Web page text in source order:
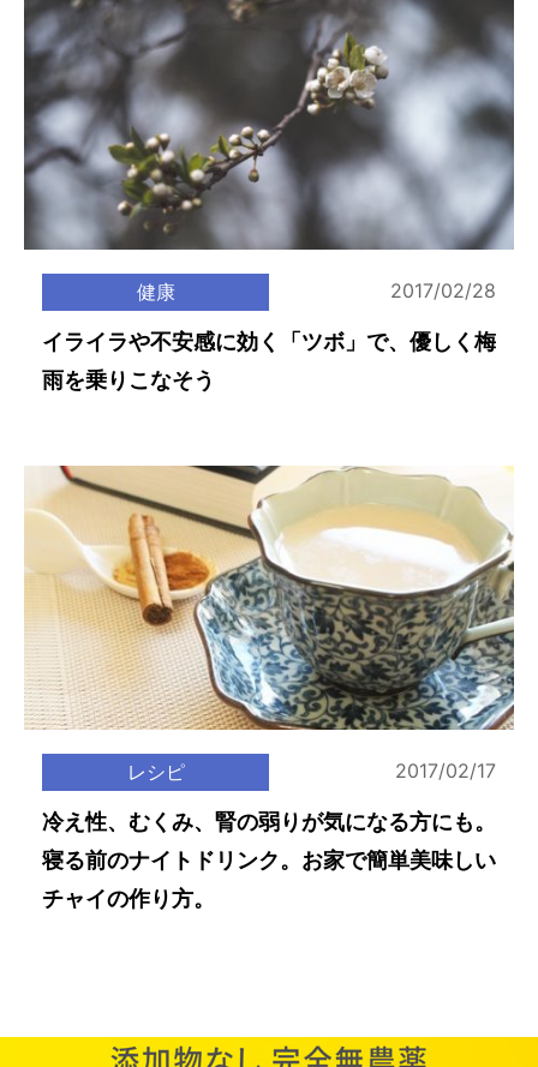
健康 2017/02/28
イライラや不安感に効く「ツボ」で、優しく梅
雨を乗りこなそう
レシピ 2017/02/17
冷え性、むくみ、腎の弱りが気になる方にも。
寝る前のナイトドリンク。お家で簡単美味しい
チャイの作り方。